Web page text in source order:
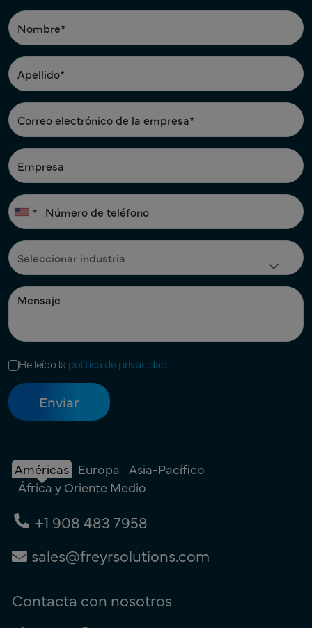
He leído la política de privacidad
Américas Europa Asia-Pacífico
África y Oriente Medio
+1 908 483 7958
sales@freyrsolutions.com
Contacta con nosotros